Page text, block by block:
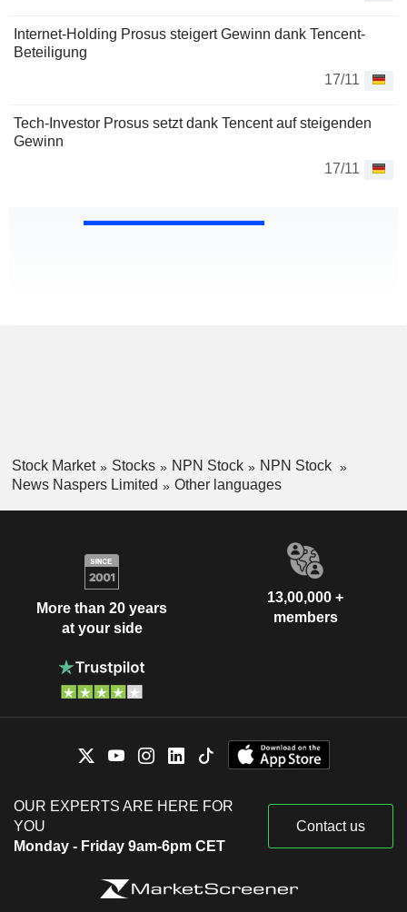
Internet-Holding Prosus steigert Gewinn dank Tencent-
Beteiligung
17/11
Tech-Investor Prosus setzt dank Tencent auf steigenden
Gewinn
17/11
Stock Market Stocks NPN Stock
NPN Stock
News Naspers Limited
Other languages
More than 20 years
at your side
13,00,000 +
members
OUR EXPERTS ARE HERE FOR
YOU
Monday - Friday 9am-6pm CET
Contact us